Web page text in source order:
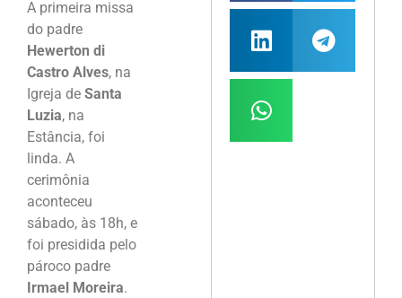
A primeira missa
do padre
Hewerton di
Castro Alves, na
Igreja de Santa
Luzia, na
Estância, foi
linda. A
cerimônia
aconteceu
sábado, às 18h, e
foi presidida pelo
pároco padre
Irmael Moreira.